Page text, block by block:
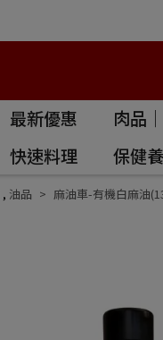
最新優惠 肉品
快速料理
保健
, 油品 麻油車-有機白麻油